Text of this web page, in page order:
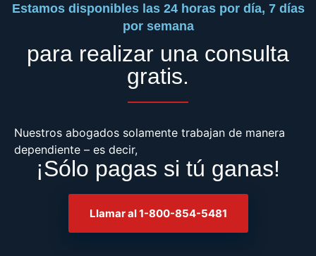
Estamos disponibles las 24 horas por día, 7 días
por semana
para realizar una consulta
gratis.
Nuestros abogados solamente trabajan de manera
dependiente – es decir,
¡Sólo pagas si tú ganas!
Llamar al 1-800-854-5481